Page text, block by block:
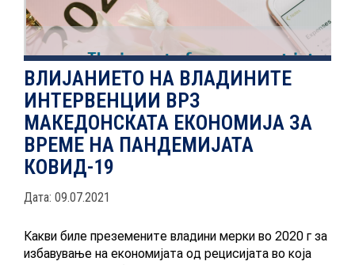
ПРОЕКТИ
УСЛУГИ
КАТАЛОГ НА УСЛУГИ
ПОВИЦИ
АКТУЕЛНИ ПОВИЦИ
ВЛИЈАНИЕТО НА ВЛАДИНИТЕ
ИНТЕРВЕНЦИИ ВРЗ
МАКЕДОНСКАТА ЕКОНОМИЈА ЗА
ВРЕМЕ НА ПАНДЕМИЈАТА
КОВИД-19
Дата: 09.07.2021
Какви биле преземените владини мерки во 2020 г за
избавување на економијата од рецисијата во која